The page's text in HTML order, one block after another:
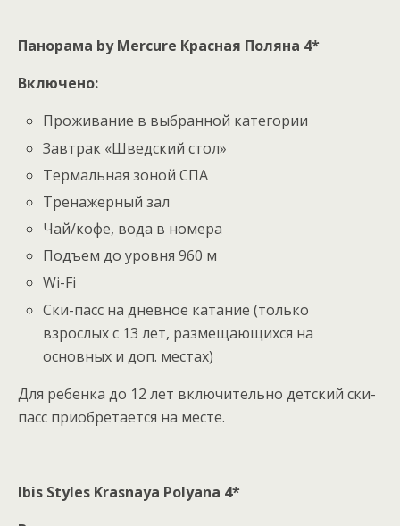
Панорама by Mercure Красная Поляна 4*
Включено:
Проживание в выбранной категории
Завтрак «Шведский стол»
Термальная зоной СПА
Тренажерный зал
Чай/кофе, вода в номера
Подъем до уровня 960 м
Wi-Fi
Ски-пасс на дневное катание (только
взрослых с 13 лет, размещающихся на
основных и доп. местах)
Для ребенка до 12 лет включительно детский ски-
пасс приобретается на месте.
Ibis Styles Krasnaya Polyana 4*